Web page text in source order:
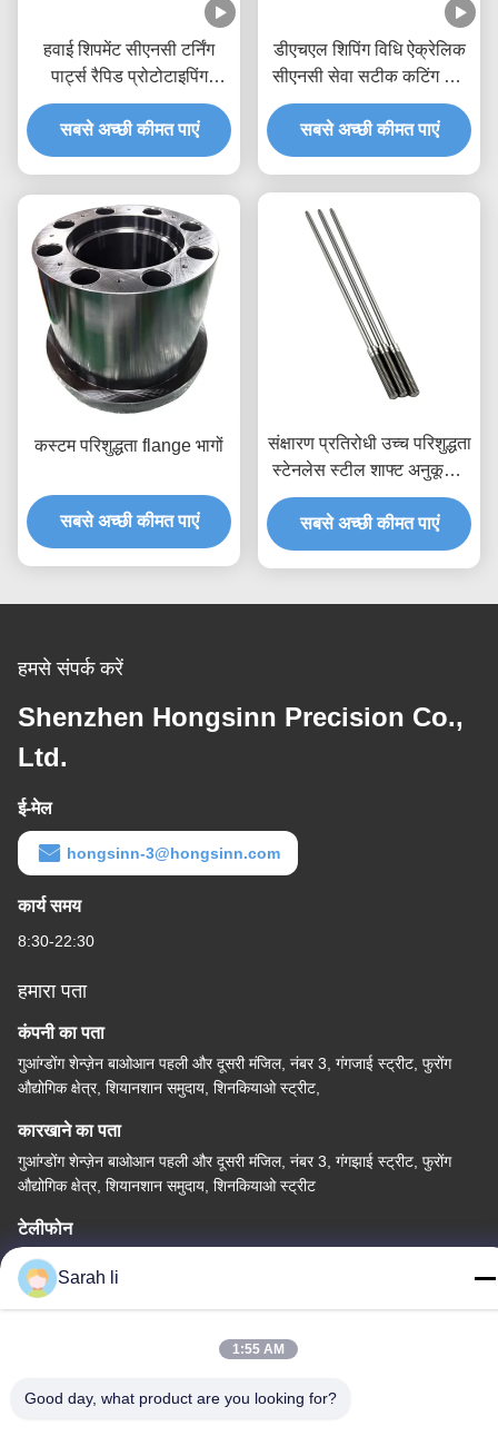
हवाई शिपमेंट सीएनसी टर्निंग
पार्ट्स रैपिड प्रोटोटाइपिंग
सीएनसी पार्ट्स मशीनिंग सेवाएं
मशीनों के लिए कस्टम सटीक धातु
भाग
सबसे अच्छी कीमत पाएं
डीएचएल शिपिंग विधि ऐक्रेलिक
सीएनसी सेवा सटीक कटिंग और
उत्कीर्णन प्रदान करती है नमूना
नमूना शुल्क लागू करने की
आवश्यकता है
सबसे अच्छी कीमत पाएं
कस्टम परिशुद्धता flange भागों
सबसे अच्छी कीमत पाएं
संक्षारण प्रतिरोधी उच्च परिशुद्धता
स्टेनलेस स्टील शाफ्ट अनुकूलन
योग्य सीएनसी मशीनीकृत शाफ्ट
पार्ट्स
सबसे अच्छी कीमत पाएं
हमसे संपर्क करें
Shenzhen Hongsinn Precision Co.,
Ltd.
ई-मेल
hongsinn-3@hongsinn.com
कार्य समय
8:30-22:30
हमारा पता
कंपनी का पता
गुआंग्डोंग शेन्ज़ेन बाओआन पहली और दूसरी मंजिल, नंबर 3, गंगजाई स्ट्रीट, फुरोंग
औद्योगिक क्षेत्र, शियानशान समुदाय, शिनकियाओ स्ट्रीट,
कारखाने का पता
गुआंग्डोंग शेन्ज़ेन बाओआन पहली और दूसरी मंजिल, नंबर 3, गंगझाई स्ट्रीट, फुरोंग
औद्योगिक क्षेत्र, शियानशान समुदाय, शिनकियाओ स्ट्रीट
टेलीफोन
86-0755-27097532-8:30
चीन अच्छी गुणवत्ता कस्टम सीएनसी मशीनिंग सेवा आपूर्तिकर्ता. कॉपीराइट © -2026
Sarah li
1:55 AM
Good day, what product are you looking for?